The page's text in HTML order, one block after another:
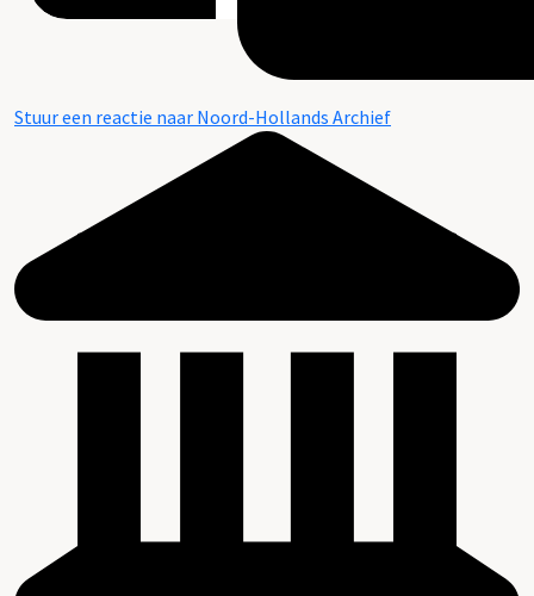
Stuur een reactie naar Noord-Hollands Archief